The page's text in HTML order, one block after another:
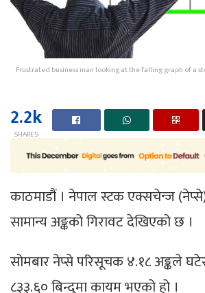
Frustrated business man looking at the falling graph of a
2.2k
SHARES
काठमाडौं । नेपाल स्टक एक्सचेन्ज
सामान्य अङ्कको गिरावट देखिएको छ ।
सोमबार नेप्से परिसूचक ४.१८ अङ्कले
८३३.६० बिन्दुमा कायम भएको हो ।